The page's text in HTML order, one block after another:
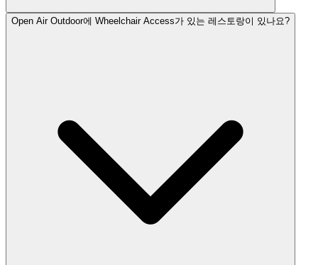
Open Air Outdoor에 Wheelchair Access가 있는 레스토랑이 있나요?